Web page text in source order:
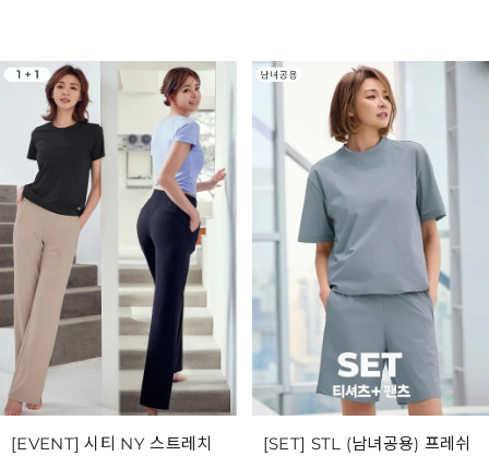
[EVENT] 시티 NY 스트레치
[SET] STL (남녀공용) 프레쉬